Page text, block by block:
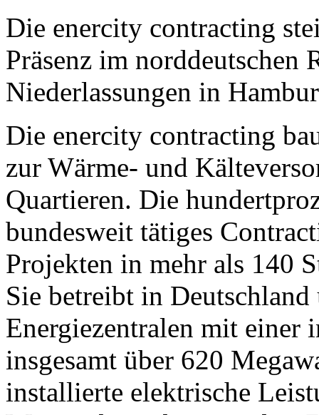
Die enercity contracting
Präsenz im norddeutschen
Niederlassungen in
Die enercity contracting
zur Wärme- und
Quartieren. Die
bundesweit tätiges
Projekten in mehr als 140
Sie betreibt in
Energiezentralen mit einer
insgesamt über 620
installierte elektrische